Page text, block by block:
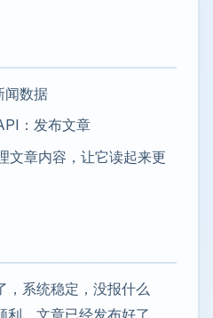
闻数据
：发布文章
章内容，让它读起来更
，系统稳定，没报什么
，文章已经发布好了。